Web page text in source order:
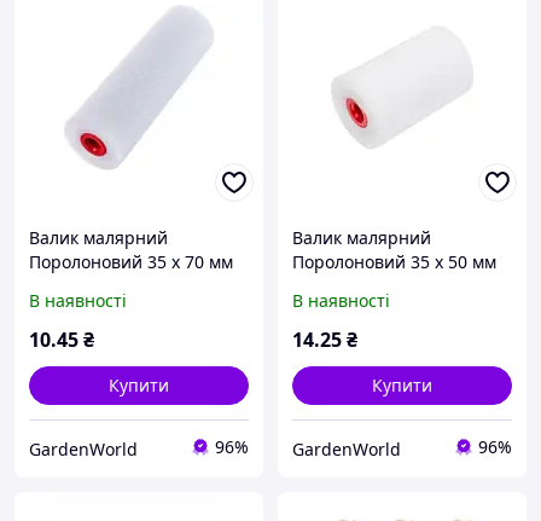
Валик малярний
Поролоновий 35 х 70 мм
В наявності
10.45₴
Купити
GardenWorld 96%
Валик малярний
Поролоновий 35 х 50 мм
В наявності
14.25₴
Купити
GardenWorld 96%